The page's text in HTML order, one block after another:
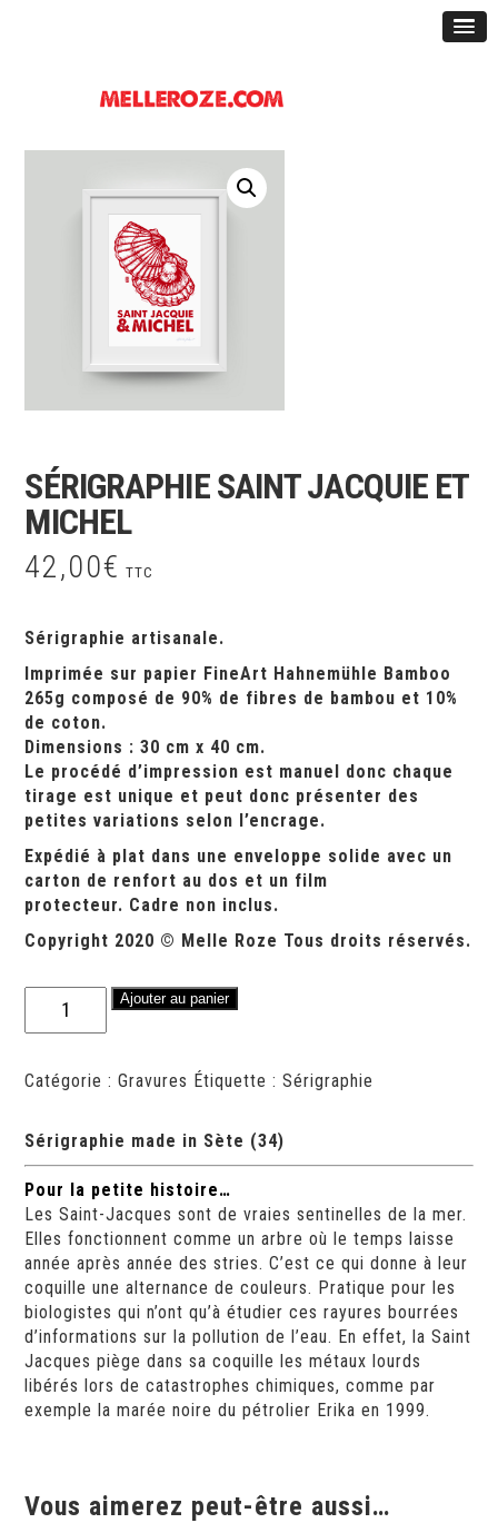
SÉRIGRAPHIE SAINT JACQUIE ET
MICHEL
42,00€ TTC
Sérigraphie artisanale.
Imprimée sur papier FineArt Hahnemühle Bamboo
265g composé de 90% de fibres de bambou et 10%
de coton.
Dimensions : 30 cm x 40 cm.
Le procédé d’impression est manuel donc chaque
tirage est unique et peut donc présenter des
petites variations selon l’encrage.
Expédié à plat dans une enveloppe solide avec un
carton de renfort au dos et un film
protecteur. Cadre non inclus.
Copyright 2020 © Melle Roze Tous droits réservés.
quantité
Saint
Jacquie
Michel
Ajouter au panier
Catégorie :Gravures Étiquette :Sérigraphie
Sérigraphie made in Sète (34)
Pour la petite histoire…
Les Saint-Jacques sont de vraies sentinelles de la mer.
Elles fonctionnent comme un arbre où le temps laisse
année après année des stries. C’est ce qui donne à leur
coquille une alternance de couleurs. Pratique pour les
biologistes qui n’ont qu’à étudier ces rayures bourrées
d’informations sur la pollution de l’eau. En effet, la Saint
Jacques piège dans sa coquille les métaux lourds
libérés lors de catastrophes chimiques, comme par
exemple la marée noire du pétrolier Erika en 1999.
Vous aimerez peut-être aussi…